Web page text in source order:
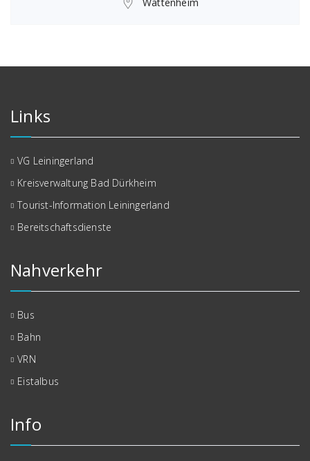
Links
VG Leiningerland
Kreisverwaltung Bad Dürkheim
Tourist-Information Leiningerland
Bereitschaftsdienste
Nahverkehr
Bus
Bahn
VRN
Eistalbus
Info